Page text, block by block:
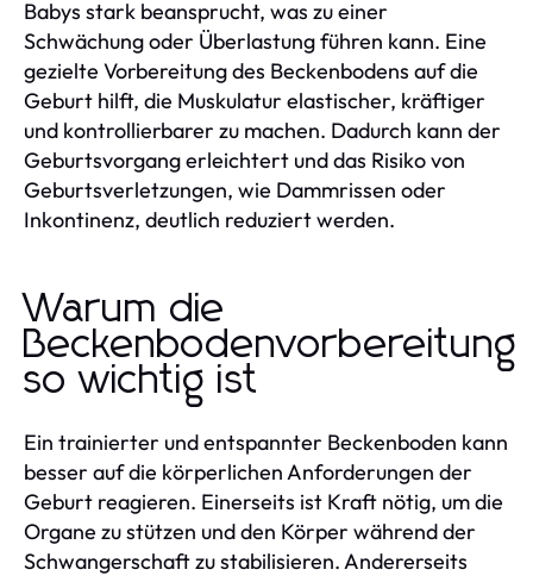
Babys stark beansprucht, was zu einer
Schwächung oder Überlastung führen kann. Eine
gezielte Vorbereitung des Beckenbodens auf die
Geburt hilft, die Muskulatur elastischer, kräftiger
und kontrollierbarer zu machen. Dadurch kann der
Geburtsvorgang erleichtert und das Risiko von
Geburtsverletzungen, wie Dammrissen oder
Inkontinenz, deutlich reduziert werden.
Warum die
Beckenbodenvorbereitung
so wichtig ist
Ein trainierter und entspannter Beckenboden kann
besser auf die körperlichen Anforderungen der
Geburt reagieren. Einerseits ist Kraft nötig, um die
Organe zu stützen und den Körper während der
Schwangerschaft zu stabilisieren. Andererseits